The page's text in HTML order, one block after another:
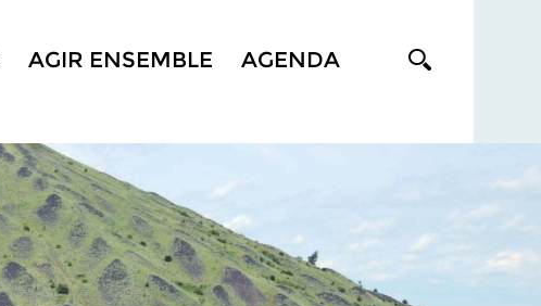
AGIR ENSEMBLE AGENDA